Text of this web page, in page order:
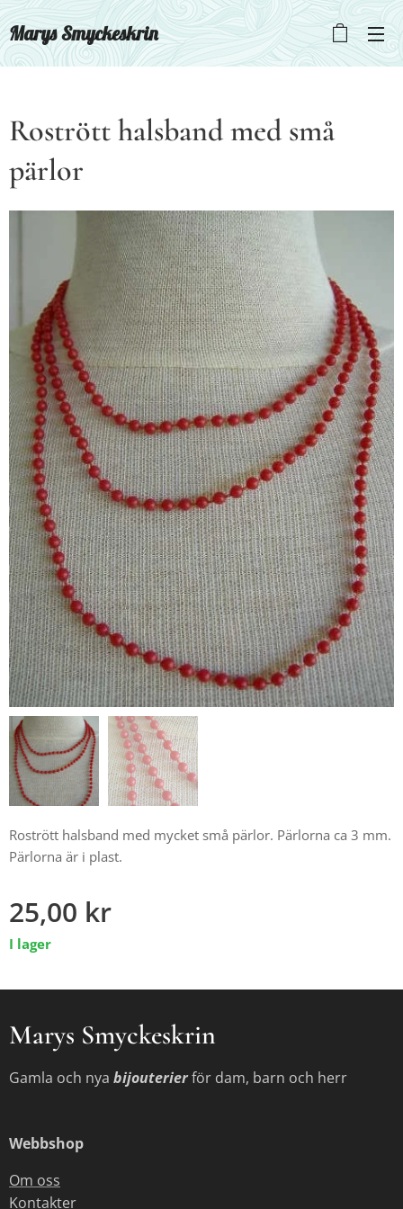
Marys Smyckeskrin
Rostrött halsband med små
pärlor
Rostrött halsband med mycket små pärlor. Pärlorna ca 3 mm.
Pärlorna är i plast.
25,00 kr
I lager
Marys Smyckeskrin
Gamla och nya bijouterierför dam, barn och herr
Webbshop
Om oss
Kontakter